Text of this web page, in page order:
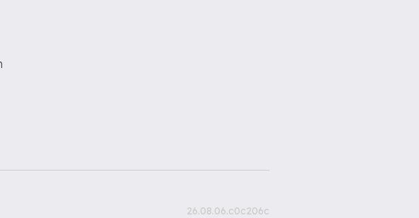
26.08.06.c0c206c